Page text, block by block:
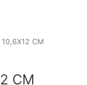
CM
CM